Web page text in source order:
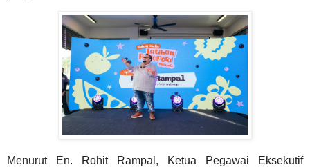
Menurut En. Rohit Rampal, Ketua Pegawai Eksekutif